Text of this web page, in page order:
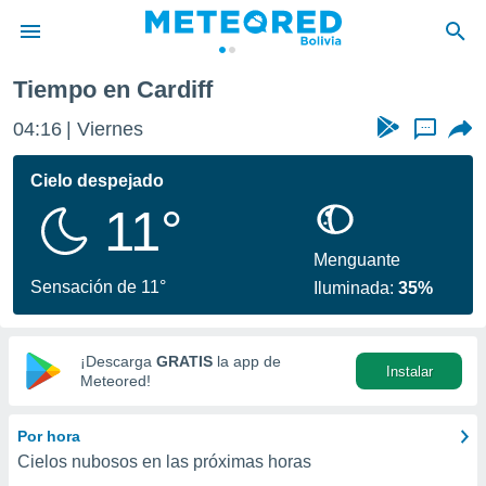
de
ha
calidad.
a este
las
y
digital
basada
Tiempo en Cardiff
04:16 Viernes ...
Cielo despejado
11°
Sensación de 11°
Menguante
Iluminada:35%
¡Descarga GRATIS la app de
Meteored!
Instalar
Por hora
Cielos nubosos en las próximas horas